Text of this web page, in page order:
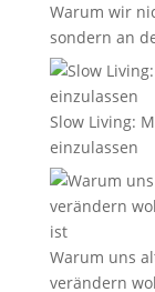
Warum wir
sondern an
Slow Living:
einzulassen
Warum uns
verändern